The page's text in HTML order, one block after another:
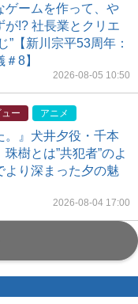
ゲームを作って、や
が!? 社長業とクリエ
”【新川宗平53周年：
8】
2026-08-05 10:50
ー アニメ
。』犬井夕役・千本
樹とは”共犯者”のよ
より深まった夕の魅
2026-08-04 17:00